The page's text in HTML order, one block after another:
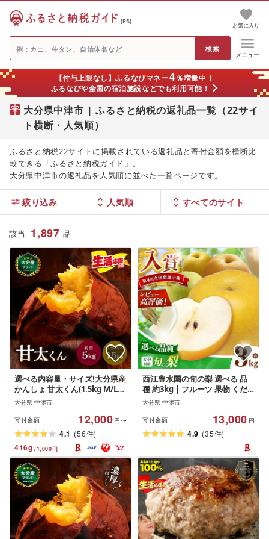
[PR]
お気に入り
メニュー
【付与上限なし】ふるなびマネー4％増量中！
ふるなびや全国の宿泊施設などでも利用可能！
大分県中津市 | ふるさと納税の返礼品一覧（22サイ
ト横断・人気順）
ふるさと納税22サイトに掲載されている返礼品と寄付金額を横断比
較できる「ふるさと納税ガイド」。
大分県中津市の返礼品を人気順に並べた一覧ページです。
絞り込み 人気順
該当 1,897 品
選べる内容量・サイズ!大分県産
かんしょ 甘太くん(1.5kg M/L
丸型・長型/5kg M〜2L)| さつ
まいも さつま芋 サツマイモ 芋
いも 紅はるか べにはるか 焼き
芋 おやつ ブランド 九州産 国産
大分県 中津市[発送は2026年11
月下旬〜2027年4月下旬頃を予
定]
大分県 中津市
寄付金額 12,000 円〜
4.1 (56件)
416g /1,000円
西江豊水園の旬の梨 選べる 品
種 約3kg | フルーツ 果物 くだ
もの 果実 数量限定 梨 なし 喜水
梨 幸水梨 豊水梨 菊水梨 新興梨
かおり梨 和梨 3kg 3キロ 新鮮
産地直送 大分県産 九州産 国産
大分県 中津市[発送は2026年7
大分県 中津市
寄付金額 13,000 円
4.9 (35件)